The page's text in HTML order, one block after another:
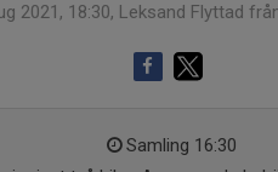
2021, 18:30, Leksand Flyttad
Samling 16:30